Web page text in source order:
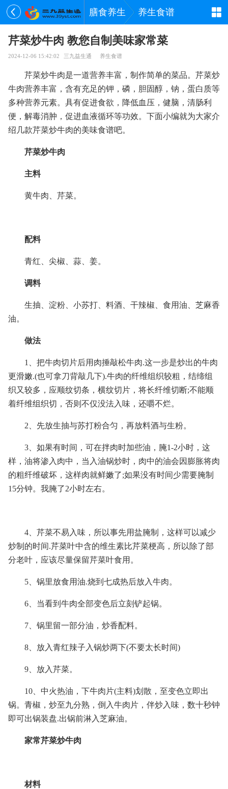
膳食养生 养生食谱
芹菜炒牛肉 教您自制美味家常菜
2024-12-06 15:42:02 三九益生通 养生食谱
芹菜炒牛肉是一道营养丰富，制作简单的菜品。芹菜炒
牛肉营养丰富，含有充足的钾，磷，胆固醇，钠，蛋白质等
多种营养元素。具有促进食欲，降低血压，健脑，清肠利
便，解毒消肿，促进血液循环等功效。下面小编就为大家介
绍几款芹菜炒牛肉的美味食谱吧。
芹菜炒牛肉
主料
黄牛肉、芹菜。
配料
青红、尖椒、蒜、姜。
调料
生抽、淀粉、小苏打、料酒、干辣椒、食用油、芝麻香
油。
做法
1、把牛肉切片后用肉捶敲松牛肉.这一步是炒出的牛肉
更滑嫩.(也可拿刀背敲几下).牛肉的纤维组织较粗，结缔组
织又较多，应顺纹切条，横纹切片，将长纤维切断;不能顺
着纤维组织切，否则不仅没法入味，还嚼不烂。
2、先放生抽与苏打粉合匀，再放料酒与生粉。
3、如果有时间，可在拌肉时加些油，腌1-2小时，这
样，油将渗入肉中，当入油锅炒时，肉中的油会因膨胀将肉
的粗纤维破坏，这样肉就鲜嫩了;如果没有时间少需要腌制
15分钟。我腌了2小时左右。
4、芹菜不易入味，所以事先用盐腌制，这样可以减少
炒制的时间.芹菜叶中含的维生素比芹菜梗高，所以除了部
分老叶，应该尽量保留芹菜叶食用。
5、锅里放食用油.烧到七成热后放入牛肉。
6、当看到牛肉全部变色后立刻铲起锅。
7、锅里留一部分油，炒香配料。
8、放入青红辣子入锅炒两下(不要太长时间)
9、放入芹菜。
10、中火热油，下牛肉片(主料)划散，至变色立即出
锅。青椒，炒至九分熟，倒入牛肉片，伴炒入味，数十秒钟
即可出锅装盘.出锅前淋入芝麻油。
家常芹菜炒牛肉
材料